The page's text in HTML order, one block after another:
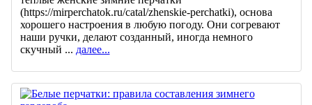
(https://mirperchatok.ru/catal/zhenskie-perchatki), основа
хорошего настроения в любую погоду. Они согревают
наши ручки, делают созданный, иногда немного
скучный ... далее...